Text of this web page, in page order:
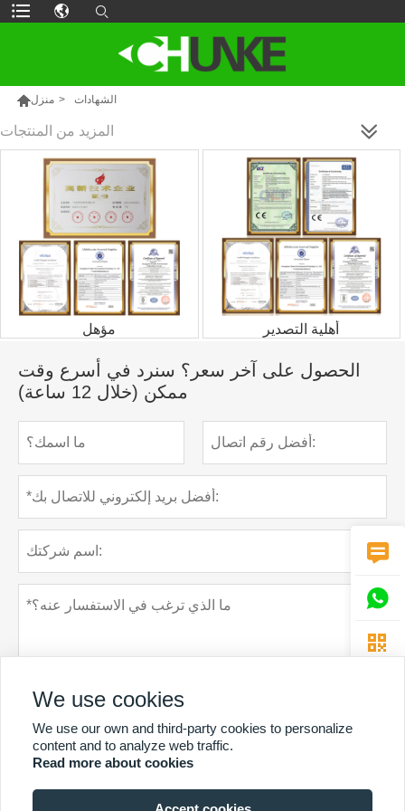
منزل > الشهادات
المزيد من المنتجات
مؤهل أهلية التصدير
الحصول على آخر سعر؟ سنرد في أسرع وقت
ممكن (خلال 12 ساعة)
تقدم سياسة خاصة



We use cookies
We use our own and third-party cookies to personalize
content and to analyze web traffic.
Read more about cookies